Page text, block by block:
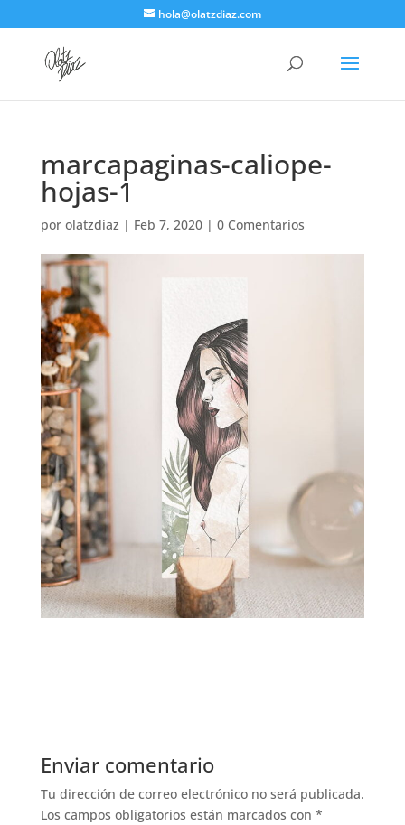
hola@olatzdiaz.com
marcapaginas-caliope-
hojas-1
por olatzdiaz | Feb 7, 2020| 0 Comentarios
Enviar comentario
Tu dirección de correo electrónico no será publicada.
Los campos obligatorios están marcados con *